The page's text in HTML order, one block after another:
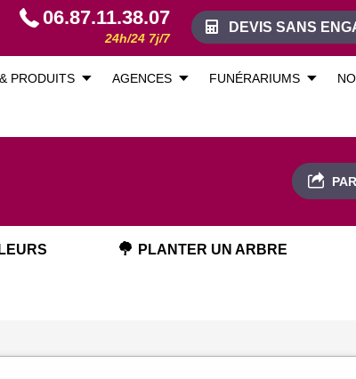
06.87.11.38.07
24h/24 7j/7
DEVIS SANS
PRODUITS AGENCES FUNÉRARIUMS
PLANTER UN ARBRE